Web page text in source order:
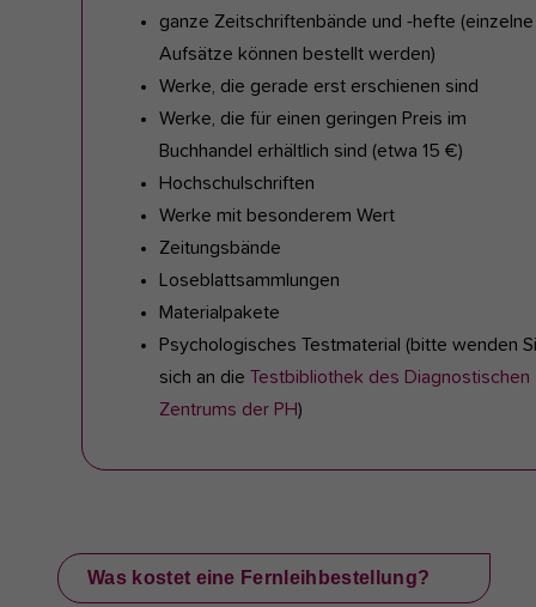
ganze Zeitschriftenbände und -hefte (einzelne
Aufsätze können bestellt werden)
Werke, die gerade erst erschienen sind
Werke, die für einen geringen Preis im
Buchhandel erhältlich sind (etwa 15 €)
Hochschulschriften
Werke mit besonderem Wert
Zeitungsbände
Loseblattsammlungen
Materialpakete
Psychologisches Testmaterial (bitte wenden
sich an die Testbibliothek des Diagnostischen
Zentrums der PH)
Was kostet eine Fernleihbestellung?